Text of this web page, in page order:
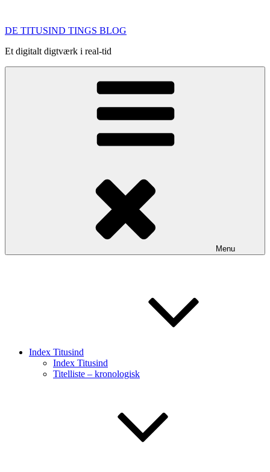
indhold
DE TITUSIND TINGS BLOG
Et digitalt digtværk i real-tid
Menu
Index Titusind
Index Titusind
Titelliste – kronologisk